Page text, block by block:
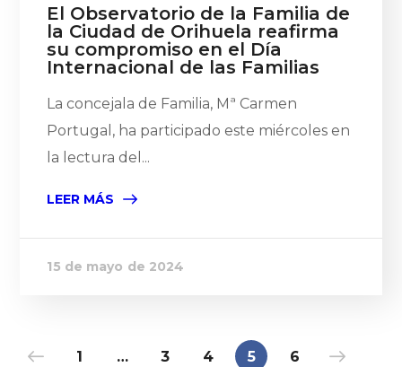
El Observatorio de la Familia de
la Ciudad de Orihuela reafirma
su compromiso en el Día
Internacional de las Familias
La concejala de Familia, Mª Carmen
Portugal, ha participado este miércoles en
la lectura del...
LEER MÁS
15 de mayo de 2024
1 … 3 4 5 6